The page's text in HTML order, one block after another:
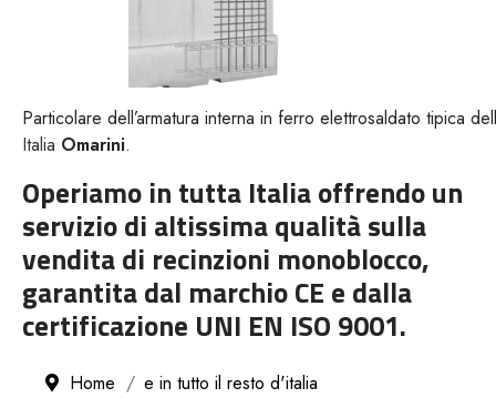
Particolare dell’armatura interna in ferro elettrosaldato tipica
Italia Omarini.
Operiamo in tutta Italia offrendo un
servizio di altissima qualità sulla
vendita di recinzioni monoblocco,
garantita dal marchio CE e dalla
certificazione UNI EN ISO 9001.
Home e in tutto il resto d'italia